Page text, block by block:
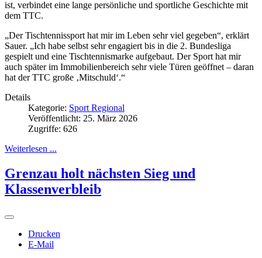
ist, verbindet eine lange persönliche und sportliche Geschichte mit
dem TTC.
„Der Tischtennissport hat mir im Leben sehr viel gegeben“, erklärt
Sauer. „Ich habe selbst sehr engagiert bis in die 2. Bundesliga
gespielt und eine Tischtennismarke aufgebaut. Der Sport hat mir
auch später im Immobilienbereich sehr viele Türen geöffnet – daran
hat der TTC große ‚Mitschuld‘.“
Details
Kategorie: Sport Regional
Veröffentlicht: 25. März 2026
Zugriffe: 626
Weiterlesen ...
Grenzau holt nächsten Sieg und
Klassenverbleib
Drucken
E-Mail